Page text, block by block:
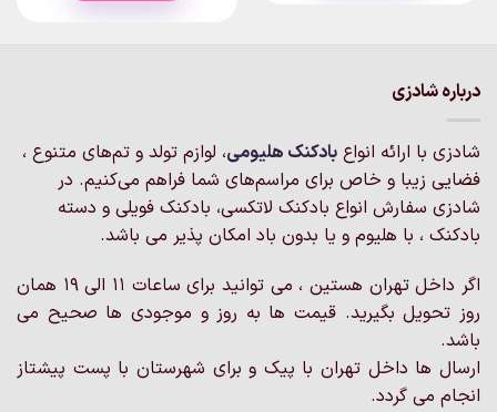
درباره شادزی
شادزی با ارائه انواع بادکنک‌ هلیومی، لوازم تولد و تم‌های متنوع ،
فضایی زیبا و خاص برای مراسم‌های شما فراهم می‌کنیم. در
شادزی سفارش انواع بادکنک لاتکسی، بادکنک فویلی و دسته
بادکنک ، با هلیوم و یا بدون باد امکان پذیر می باشد.
اگر داخل تهران هستین ، می توانید برای ساعات 11 الی 19 همان
روز تحویل بگیرید. قیمت ها به روز و موجودی ها صحیح می
باشد.
ارسال ها داخل تهران با پیک و برای شهرستان با پست پیشتاز
انجام می گردد.